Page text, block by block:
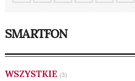
SMARTFON
WSZYSTKIE (3)